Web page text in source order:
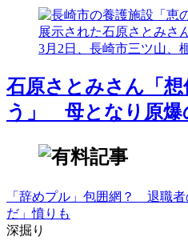
石原さとみさん「
う」 母となり原爆
「辞めプル」包囲網？ 退職
だ」憤りも
深掘り